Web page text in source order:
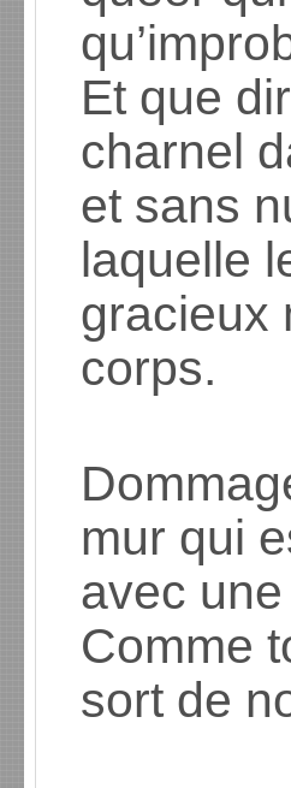
Et que
charnel
et sans
laquelle
gracieux
corps.
mur qui
avec
Comme
sort de